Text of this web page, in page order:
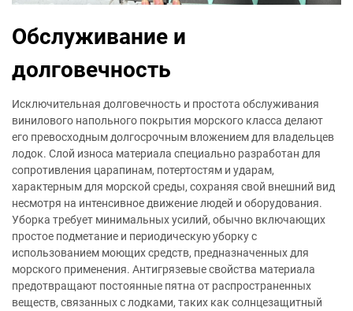
Обслуживание и
долговечность
Исключительная долговечность и простота обслуживания
винилового напольного покрытия морского класса делают
его превосходным долгосрочным вложением для владельцев
лодок. Слой износа материала специально разработан для
сопротивления царапинам, потертостям и ударам,
характерным для морской среды, сохраняя свой внешний вид
несмотря на интенсивное движение людей и оборудования.
Уборка требует минимальных усилий, обычно включающих
простое подметание и периодическую уборку с
использованием моющих средств, предназначенных для
морского применения. Антигрязевые свойства материала
предотвращают постоянные пятна от распространенных
веществ, связанных с лодками, таких как солнцезащитный